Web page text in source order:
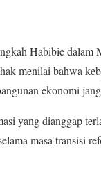
Habibie
menilai bahwa
ekonomi
yang dianggap
masa transisi